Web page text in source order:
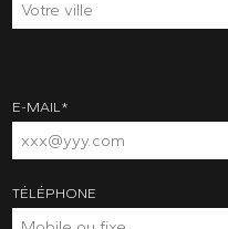
E-MAIL*
TÉLÉPHONE